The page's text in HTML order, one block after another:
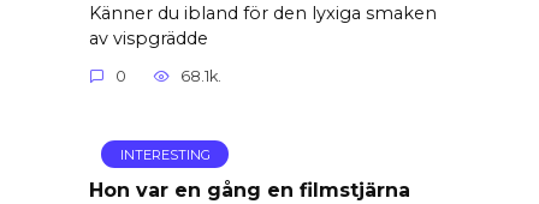
Känner du ibland för den lyxiga smaken
av vispgrädde
0 68.1k.
INTERESTING
Hon var en gång en filmstjärna